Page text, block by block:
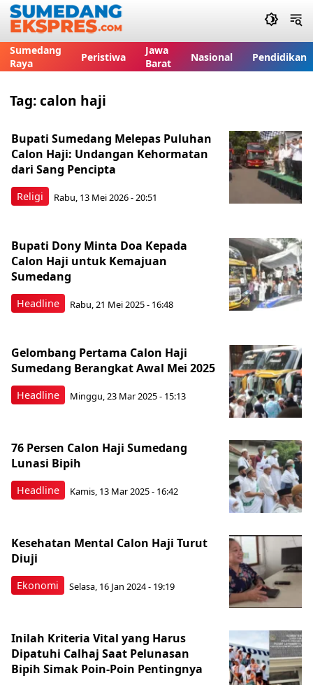
Sumedang
Raya
Peristiwa
Jawa
Barat
Nasional Pendidikan
Tag:calon haji
Religi
Bupati Sumedang Melepas Puluhan
Calon Haji: Undangan Kehormatan
dari Sang Pencipta
Rabu, 13 Mei 2026 - 20:51
Headline
Bupati Dony Minta Doa Kepada
Calon Haji untuk Kemajuan
Sumedang
Rabu, 21 Mei 2025 - 16:48
Headline
Gelombang Pertama Calon Haji
Sumedang Berangkat Awal Mei 2025
Minggu, 23 Mar 2025 - 15:13
Headline
76 Persen Calon Haji Sumedang
Lunasi Bipih
Kamis, 13 Mar 2025 - 16:42
Ekonomi
Kesehatan Mental Calon Haji Turut
Diuji
Selasa, 16 Jan 2024 - 19:19
Inilah Kriteria Vital yang Harus
Dipatuhi Calhaj Saat Pelunasan
Bipih Simak Poin-Poin Pentingnya